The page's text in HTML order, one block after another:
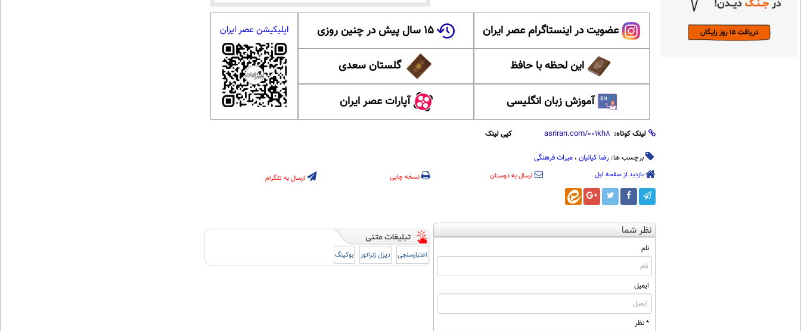
عضویت در اینستاگرام عصر ایران ۱۵ سال پیش در چنین روزی
این لحظه با حافظ گلستان سعدی
آموزش زبان انگلیسی آپارات عصر ایران
اپلیکیشن عصر ایران
لینک کوتاه: کپی لینک
برچسب ها: رضا کیانیان ، میراث فرهنگی
بازدید از صفحه اول ارسال به دوستان نسخه چاپی ارسال به تلگرام
نظر شما
نام
ایمیل
* نظر
اعتبارسنجی دیزل ژنراتور بوکینگ